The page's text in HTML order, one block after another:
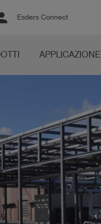
Esders Connect
APPLICAZIONE